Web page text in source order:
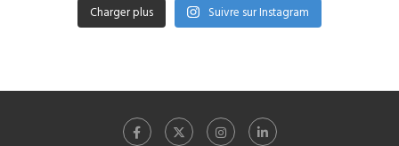
Charger plus Suivre sur Instagram